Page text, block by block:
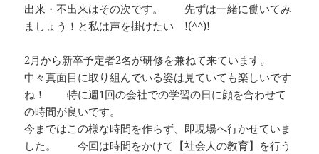
出来・不出来はその次です。 先ずは一緒に働いてみ
ましょう！と私は声を掛けたい !(^^)!
2月から新卒予定者2名が研修を兼ねて来ています。
中々真面目に取り組んでいる姿は見ていても楽しいです
ね！ 特に週1回の会社での学習の日に顔を合わせて
の時間が良いです。
今まではこの様な時間を作らず、即現場へ行かせていま
した。 今回は時間をかけて【社会人の教育】を行う